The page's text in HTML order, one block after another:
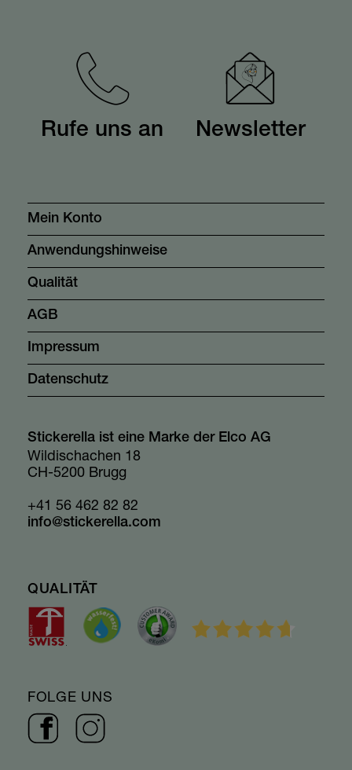
Rufe uns an Newsletter
Mein Konto
Anwendungshinweise
Qualität
AGB
Impressum
Datenschutz
Stickerella ist eine Marke der Elco AG
Wildischachen 18
CH-5200 Brugg
+41 56 462 82 82
info@stickerella.com
QUALITÄT
FOLGE UNS